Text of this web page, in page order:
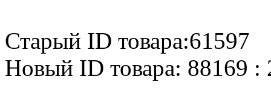
Старый ID товара:61597
Новый ID товара: 88169 :